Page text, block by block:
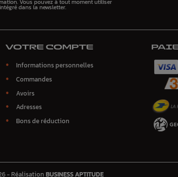
dans la newsletter.
VOTRE COMPTE
Informations personnelles
Commandes
Avoirs
Adresses
Bons de réduction
- Réalisation BUSINESS APTITUDE